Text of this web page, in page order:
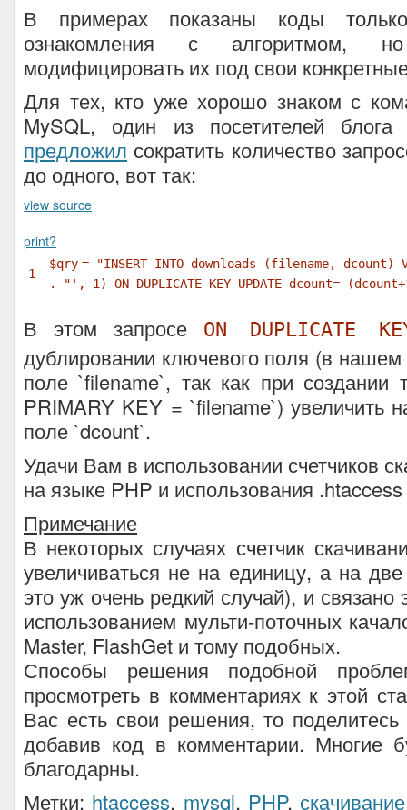
В примерах показаны коды
ознакомления с алгоритмом,
модифицировать их под свои
Для тех, кто уже хорошо знаком с
MySQL, один из посетителей
предложил сократить количество
до одного, вот так:
view source
print?
1
$qry =
"INSERT INTO downloads (filename, dcount)
.
"', 1) ON DUPLICATE KEY UPDATE dcount=
В этом запросе ON DUPLICATE
дублировании ключевого поля (в
поле `filename`, так как при создании
PRIMARY KEY = `filename`) увеличить
поле `dcount`.
Удачи Вам в использовании счетчиков
на языке PHP и использования
Примечание
В некоторых случаях счетчик
увеличиваться не на единицу, а на
это уж очень редкий случай), и связано
использованием мульти-поточных
Master, FlashGet и тому подобных.
Способы решения подобной
просмотреть в комментариях к этой
Вас есть свои решения, то
добавив код в комментарии. Многие
благодарны.
Метки: htaccess, mysql, PHP, скачивание